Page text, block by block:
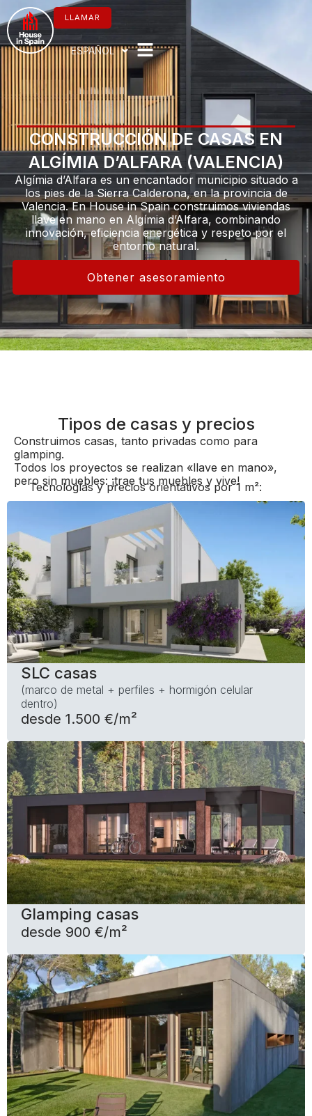
contenido
LLAMAR
ESPAÑOL
CONSTRUCCIÓN DE CASAS EN
ALGÍMIA D’ALFARA (VALENCIA)
Algímia d’Alfara es un encantador municipio situado a
los pies de la Sierra Calderona, en la provincia de
Valencia. En House in Spain construimos viviendas
llave en mano en Algímia d’Alfara, combinando
innovación, eficiencia energética y respeto por el
entorno natural.
Obtener asesoramiento
Tipos de casas y precios
Construimos casas, tanto privadas como para
glamping.
Todos los proyectos se realizan «llave en mano»,
pero sin muebles: ¡trae tus muebles y vive!
Tecnologías y precios orientativos por 1 m²:
SLC casas
(marco de metal + perfiles + hormigón celular
dentro)
desde 1.500 €/m²
Glamping casas
desde 900 €/m²